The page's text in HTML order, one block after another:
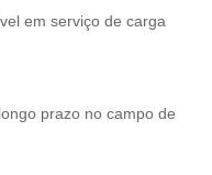
em serviço de carga
prazo no campo de